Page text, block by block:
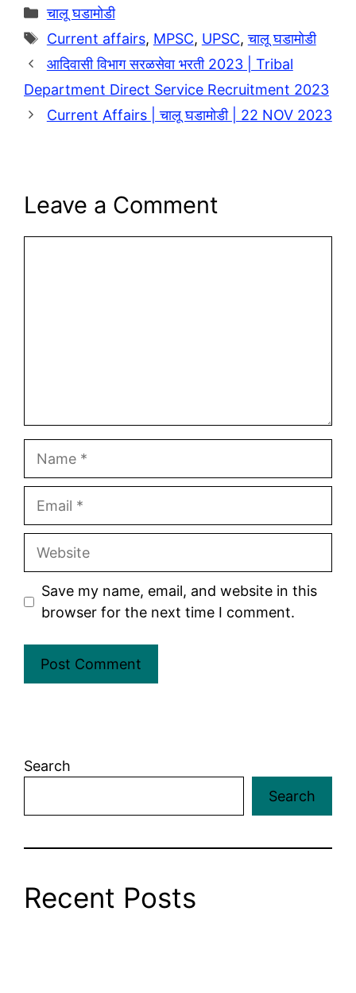
k Categories
चालू घडामोडी
Tags
Current affairs, MPSC, UPSC,चालू घडामोडी
आदिवासी विभाग सरळसेवा भरती 2023 | Tribal
Department Direct Service Recruitment 2023
Current Affairs | चालू घडामोडी | 22 NOV 2023
Leave a Comment
Name
Email
Website
Save my name, email, and website in this
browser for the next time I comment.
Search
Search
Recent Posts